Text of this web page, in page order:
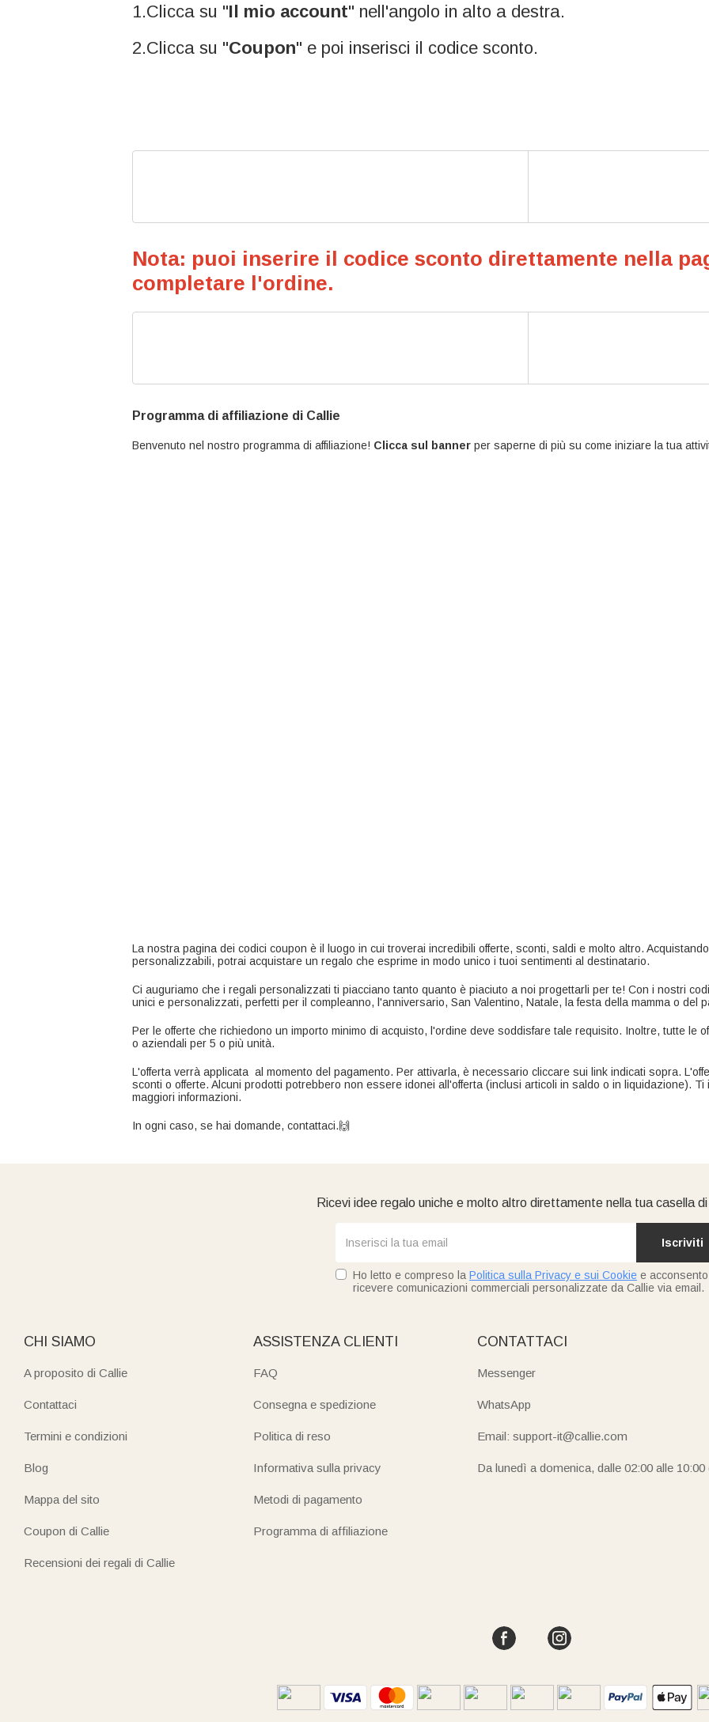
1.Clicca su "Il mio account" nell'angolo in alto a destra.
2.Clicca su "Coupon" e poi inserisci il codice sconto.
Nota: puoi inserire il codice sconto direttamente nella
completare l'ordine.
Programma di affiliazione di Callie
Benvenuto nel nostro programma di affiliazione! Clicca sul banner per saperne di più su come iniziare la tua
La nostra pagina dei codici coupon è il luogo in cui troverai incredibili offerte, sconti, saldi e molto altro.
personalizzabili, potrai acquistare un regalo che esprime in modo unico i tuoi sentimenti al destinatario.
Ci auguriamo che i regali personalizzati ti piacciano tanto quanto è piaciuto a noi progettarli per te! Con i nostri
unici e personalizzati, perfetti per il compleanno, l'anniversario, San Valentino, Natale, la festa della mamma o del
Per le offerte che richiedono un importo minimo di acquisto, l'ordine deve soddisfare tale requisito. Inoltre, tutte le
o aziendali per 5 o più unità.
L'offerta verrà applicata al momento del pagamento. Per attivarla, è necessario cliccare sui link indicati sopra.
sconti o offerte. Alcuni prodotti potrebbero non essere idonei all'offerta (inclusi articoli in saldo o in liquidazione).
maggiori informazioni.
In ogni caso, se hai domande, contattaci.🙌
Ricevi idee regalo uniche e molto altro direttamente nella tua casella
Iscriviti
Ho letto e compreso la Politica sulla Privacy e sui Cookie e
ricevere comunicazioni commerciali personalizzate da Callie via email.
CHI SIAMO
A proposito di Callie
Contattaci
Termini e condizioni
Blog
Mappa del sito
Coupon di Callie
Recensioni dei regali di Callie
ASSISTENZA CLIENTI
FAQ
Consegna e spedizione
Politica di reso
Informativa sulla privacy
Metodi di pagamento
Programma di affiliazione
CONTATTACI
Messenger
WhatsApp
Email: support-it@callie.com
Da lunedì a domenica, dalle 02:00 alle